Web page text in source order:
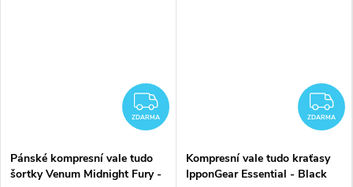
ZDARMA
ZDARMA
Pánské kompresní vale tudo
šortky Venum Midnight Fury -
ZDARMA
Kompresní vale tudo kraťasy
IpponGear Essential - Black